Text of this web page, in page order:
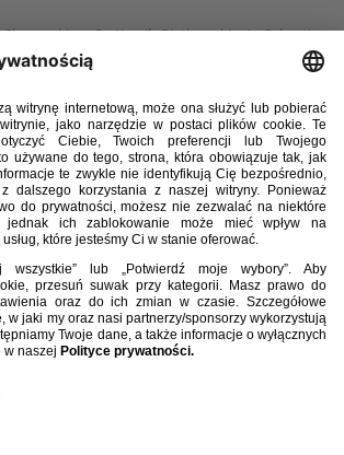
– 2. Kamil Piątkowski, 4. Sebastian
Kiwior – 13. Jakub Kamiński (63' 15. Tymoteusz
Nicola Zalewski – 16. Adam Buksa, 11. Karol
Urbański).
– 2. Anthony Ralston (76' 22. Nicky Devlin), 6.
Hanley, 3. Andrew Robertson – 18. Ben Doak (66'
Billy Gilmour (87' 17. Stuart Armstrong), 4. Scott
Gauld), 23. Kenny McLean, 7. John McGinn –
10. Lawrance Shankland).